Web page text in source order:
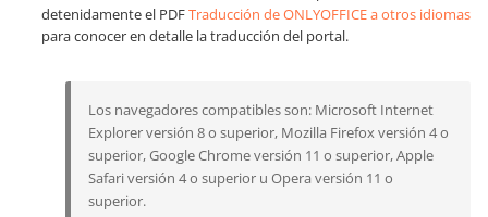
detenidamente el PDFTraducción de ONLYOFFICE a otros idiomas
para conocer en detalle la traducción del portal.
Los navegadores compatibles son: Microsoft Internet
Explorer versión 8 o superior, Mozilla Firefox versión 4 o
superior, Google Chrome versión 11 o superior, Apple
Safari versión 4 o superior u Opera versión 11 o
superior.